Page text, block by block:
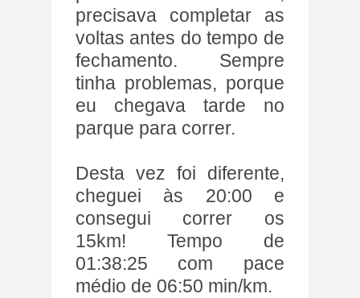
precisava completar as
voltas antes do tempo de
fechamento. Sempre
tinha problemas, porque
eu chegava tarde no
parque para correr.
Desta vez foi diferente,
cheguei às 20:00 e
consegui correr os
15km! Tempo de
01:38:25 com pace
médio de 06:50 min/km.